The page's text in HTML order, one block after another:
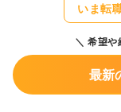
いま転
希望や
最新